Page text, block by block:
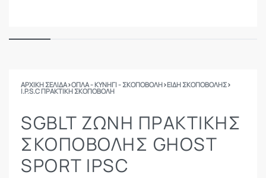
ΑΡΧΙΚΉ ΣΕΛΊΔΑ›ΟΠΛΑ - ΚΥΝΗΓΙ - ΣΚΟΠΟΒΟΛΗ›ΕΙΔΗ ΣΚΟΠΟΒΟΛΗΣ›
I.P.S.C ΠΡΑΚΤΙΚΉ ΣΚΟΠΟΒΟΛΉ
SGBLT ΖΏΝΗ ΠΡΑΚΤΙΚΉΣ
ΣΚΟΠΟΒΟΛΉΣ GHOST
SPORT IPSC